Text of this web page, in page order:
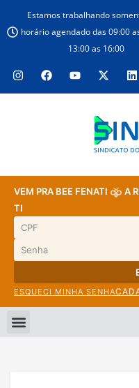
Estamos trabalhando
horário agendado das 09:00
13:00 as 16:00
VEM PRA BEE FENATI
A
TI
ESQUECI MINHA SENHA